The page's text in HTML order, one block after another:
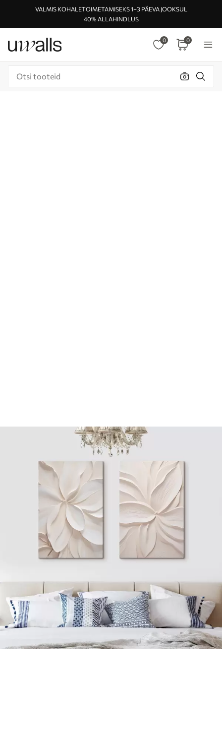
VALMIS KOHALETOIMETAMISEKS 1–3 PÄEVA JOOKSUL
40% ALLAHINDLUS
0 0